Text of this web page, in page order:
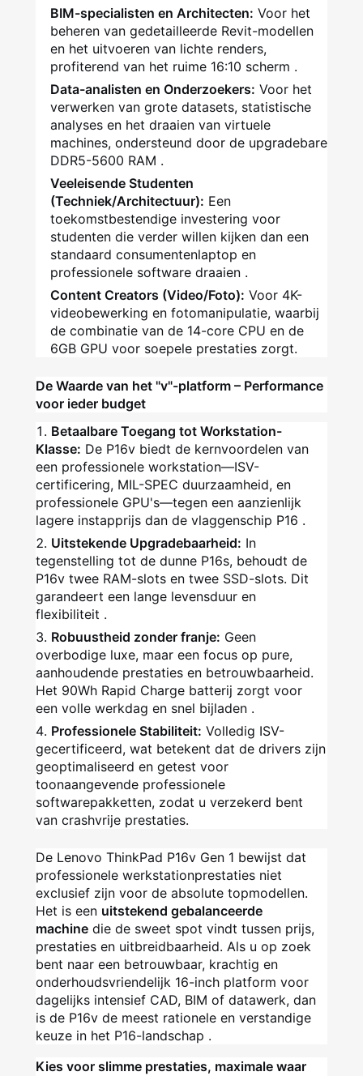
BIM-specialisten en Architecten: Voor het
beheren van gedetailleerde Revit-modellen
en het uitvoeren van lichte renders,
profiterend van het ruime 16:10 scherm .
Data-analisten en Onderzoekers: Voor het
verwerken van grote datasets, statistische
analyses en het draaien van virtuele
machines, ondersteund door de upgradebare
DDR5-5600 RAM .
Veeleisende Studenten
(Techniek/Architectuur): Een
toekomstbestendige investering voor
studenten die verder willen kijken dan een
standaard consumentenlaptop en
professionele software draaien .
Content Creators (Video/Foto): Voor 4K-
videobewerking en fotomanipulatie, waarbij
de combinatie van de 14-core CPU en de
6GB GPU voor soepele prestaties zorgt.
De Waarde van het "v"-platform – Performance
voor ieder budget
Betaalbare Toegang tot Workstation-
Klasse: De P16v biedt de kernvoordelen van
een professionele workstation—ISV-
certificering, MIL-SPEC duurzaamheid, en
professionele GPU's—tegen een aanzienlijk
lagere instapprijs dan de vlaggenschip P16 .
Uitstekende Upgradebaarheid: In
tegenstelling tot de dunne P16s, behoudt de
P16v twee RAM-slots en twee SSD-slots. Dit
garandeert een lange levensduur en
flexibiliteit .
Robuustheid zonder franje: Geen
overbodige luxe, maar een focus op pure,
aanhoudende prestaties en betrouwbaarheid.
Het 90Wh Rapid Charge batterij zorgt voor
een volle werkdag en snel bijladen .
Professionele Stabiliteit: Volledig ISV-
gecertificeerd, wat betekent dat de drivers zijn
geoptimaliseerd en getest voor
toonaangevende professionele
softwarepakketten, zodat u verzekerd bent
van crashvrije prestaties.
De Lenovo ThinkPad P16v Gen 1 bewijst dat
professionele werkstationprestaties niet
exclusief zijn voor de absolute topmodellen.
Het is een uitstekend gebalanceerde
machine die de sweet spot vindt tussen prijs,
prestaties en uitbreidbaarheid. Als u op zoek
bent naar een betrouwbaar, krachtig en
onderhoudsvriendelijk 16-inch platform voor
dagelijks intensief CAD, BIM of datawerk, dan
is de P16v de meest rationele en verstandige
keuze in het P16-landschap .
Kies voor slimme prestaties, maximale waar